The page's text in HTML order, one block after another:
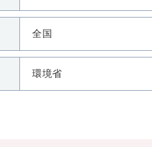
全国
環境省